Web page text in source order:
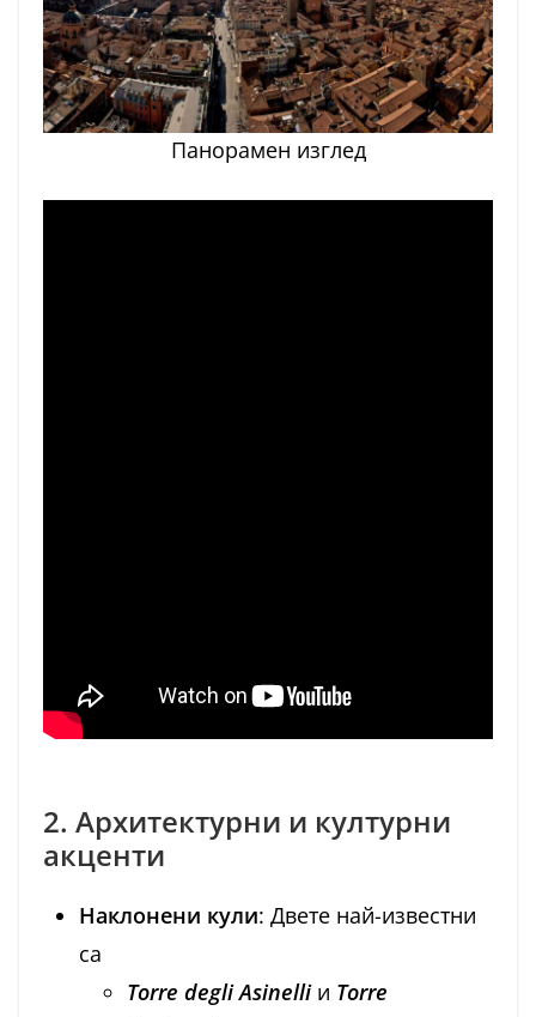
Панорамен изглед
2. Архитектурни и културни
акценти
Наклонени кули: Двете най-известни
са
Torre degli Asinelli и Torre